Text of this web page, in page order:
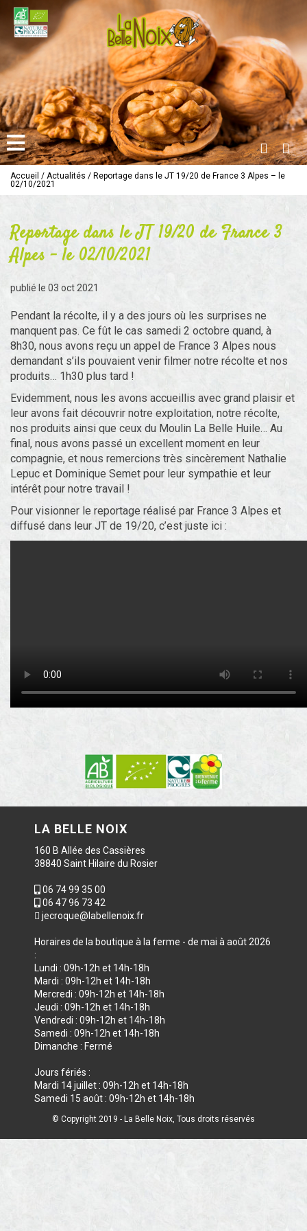
Accueil / Actualités / Reportage dans le JT 19/20 de France 3 Alpes – le
02/10/2021
Reportage dans le JT 19/20 de France 3
Alpes – le 02/10/2021
publié le 03 oct 2021
Pendant la récolte, il y a des jours où les surprises ne
manquent pas. Ce fût le cas samedi 2 octobre quand, à
8h30, nous avons reçu un appel de France 3 Alpes nous
demandant s’ils pouvaient venir filmer notre récolte et nos
produits… 1h30 plus tard !
Evidemment, nous les avons accueillis avec grand plaisir et
leur avons fait découvrir notre exploitation, notre récolte,
nos produits ainsi que ceux du Moulin La Belle Huile… Au
final, nous avons passé un excellent moment en leur
compagnie, et nous remercions très sincèrement Nathalie
Lepuc et Dominique Semet pour leur sympathie et leur
intérêt pour notre travail !
Pour visionner le reportage réalisé par France 3 Alpes et
diffusé dans leur JT de 19/20, c’est juste ici :
LA BELLE NOIX
160 B Allée des Cassières
38840 Saint Hilaire du Rosier
06 74 99 35 00
06 47 96 73 42
jecroque@labellenoix.fr
Horaires de la boutique à la ferme - de mai à août 2026
:
Lundi : 09h-12h et 14h-18h
Mardi : 09h-12h et 14h-18h
Mercredi : 09h-12h et 14h-18h
Jeudi : 09h-12h et 14h-18h
Vendredi : 09h-12h et 14h-18h
Samedi : 09h-12h et 14h-18h
Dimanche : Fermé
Jours fériés :
Mardi 14 juillet : 09h-12h et 14h-18h
Samedi 15 août : 09h-12h et 14h-18h
© Copyright 2019 - La Belle Noix, Tous droits réservés